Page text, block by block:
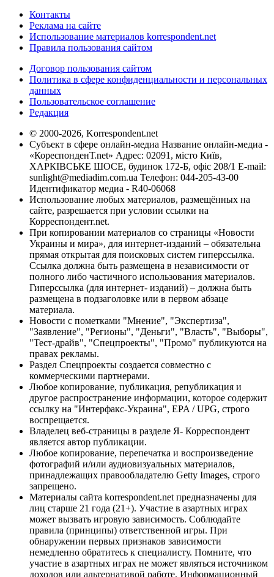
Контакты
Реклама на сайте
Использование материалов korrespondent.net
Правила пользования сайтом
Договор пользования сайтом
Политика в сфере конфиденциальности и персональных
данных
Пользовательское соглашение
Редакция
© 2000-2026, Korrespondent.net
Субъект в сфере онлайн-медиа Название онлайн-медиа -
«КореспонденТ.net» Адрес: 02091, місто Київ,
ХАРКІВСЬКЕ ШОСЕ, будинок 172-Б, офіс 208/1 E-mail:
sunlight@mediadim.com.ua Телефон: 044-205-43-00
Идентификатор медиа - R40-06068
Использование любых материалов, размещённых на
сайте, разрешается при условии ссылки на
Корреспондент.net.
При копировании материалов со страницы «Новости
Украины и мира», для интернет-изданий – обязательна
прямая открытая для поисковых систем гиперссылка.
Ссылка должна быть размещена в независимости от
полного либо частичного использования материалов.
Гиперссылка (для интернет- изданий) – должна быть
размещена в подзаголовке или в первом абзаце
материала.
Новости с пометками "Мнение", "Экспертиза",
"Заявление", "Регионы", "Деньги", "Власть", "Выборы",
"Тест-драйв", "Спецпроекты", "Промо" публикуются на
правах рекламы.
Раздел Спецпроекты создается совместно с
коммерческими партнерами.
Любое копирование, публикация, републикация и
другое распространение информации, которое содержит
ссылку на "Интерфакс-Украина", EPA / UPG, строго
воспрещается.
Владелец веб-страницы в разделе Я- Корреспондент
является автор публикации.
Любое копирование, перепечатка и воспроизведение
фотографий и/или аудиовизуальных материалов,
принадлежащих правообладателю Getty Images, строго
запрещено.
Материалы сайта korrespondent.net предназначены для
лиц старше 21 года (21+). Участие в азартных играх
может вызвать игровую зависимость. Соблюдайте
правила (принципы) ответственной игры. При
обнаружении первых признаков зависимости
немедленно обратитесь к специалисту. Помните, что
участие в азартных играх не может являться источником
доходов или альтернативой работе. Информационный